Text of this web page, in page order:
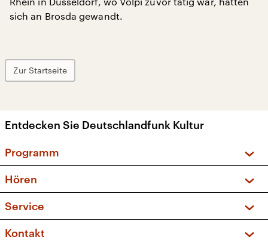
sich an Brosda gewandt.
Zur Startseite
Entdecken Sie Deutschlandfunk Kultur
Programm
Sendungen und Podcasts
Musikliste
Kakadu – Das Kinderprogramm
Hören
Frequenzen (UKW + DAB+)
Service
FAQ
Kontakt